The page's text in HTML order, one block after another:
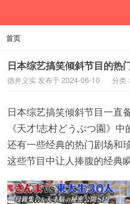
首页
日本综艺搞笑倾斜节目的热
德井义实 发布于 2024-06-10 分类：
日本综艺搞笑倾斜节目一直
《天才!志村どうぶつ園》
还有一些经典的热门剧场和
这些节目中让人捧腹的经典瞬